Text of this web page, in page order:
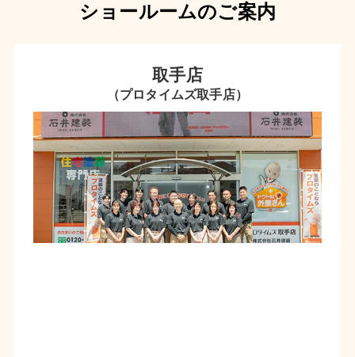
ショールームのご案内
取手店
（プロタイムズ取手店）